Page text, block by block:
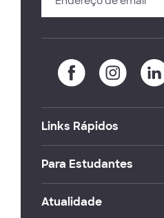
Links Rápidos
Para Estudantes
Atualidade